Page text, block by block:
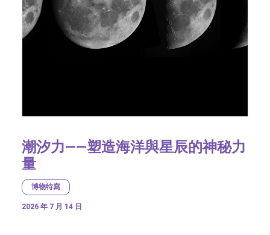
潮汐力——塑造海洋與星辰的神秘力
量
博物特寫
2026 年 7 月 14 日